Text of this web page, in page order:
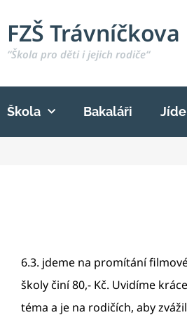
FZŠ Trávníčkova
“Škola pro děti i jejich rodiče“
Škola Bakaláři
6.3. jdeme na promítání
školy činí 80,- Kč. Uvidíme
téma a je na rodičích, aby